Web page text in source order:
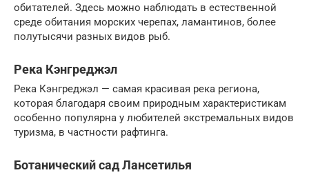
обитателей. Здесь можно наблюдать в естественной
среде обитания морских черепах, ламантинов, более
полутысячи разных видов рыб.
Река Кэнгреджэл
Река Кэнгреджэл — самая красивая река региона,
которая благодаря своим природным характеристикам
особенно популярна у любителей экстремальных видов
туризма, в частности рафтинга.
Ботанический сад Лансетилья